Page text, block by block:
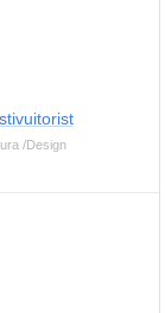
/Design